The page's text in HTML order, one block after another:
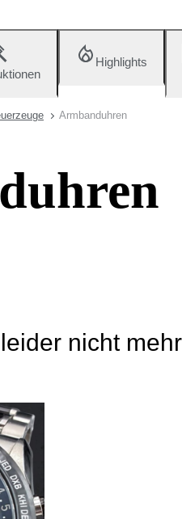
Highlights
Armbanduhren
nicht